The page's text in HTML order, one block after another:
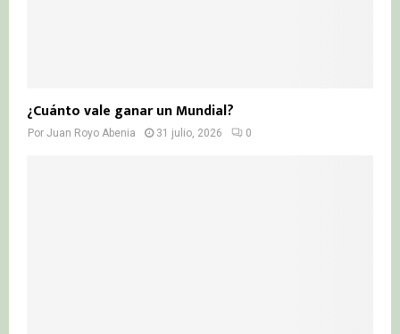
¿Cuánto vale ganar un Mundial?
Por Juan Royo Abenia 31 julio, 2026 0